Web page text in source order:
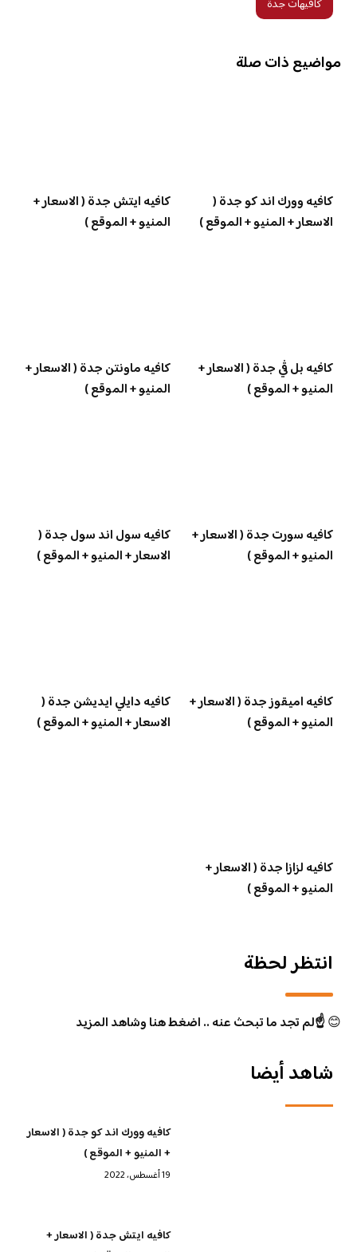
كافيهات جدة
مواضيع ذات صلة
كافيه وورك اند كو جدة (
الاسعار + المنيو + الموقع )
كافيه ايتش جدة ( الاسعار +
المنيو + الموقع )
كافيه بل ڤي جدة ( الاسعار +
المنيو + الموقع )
كافيه ماونتن جدة ( الاسعار +
المنيو + الموقع )
كافيه سورت جدة ( الاسعار +
المنيو + الموقع )
كافيه سول اند سول جدة (
الاسعار + المنيو + الموقع )
كافيه اميقوز جدة ( الاسعار +
المنيو + الموقع )
كافيه دايلي ايديشن جدة (
الاسعار + المنيو + الموقع )
كافيه لزازا جدة ( الاسعار +
المنيو + الموقع )
انتظر لحظة
😊☝️لم تجد ما تبحث عنه .. اضغط هنا وشاهد المزيد
شاهد أيضا
كافيه وورك اند كو جدة ( الاسعار
+ المنيو + الموقع )
19 أغسطس، 2022
كافيه ايتش جدة ( الاسعار +